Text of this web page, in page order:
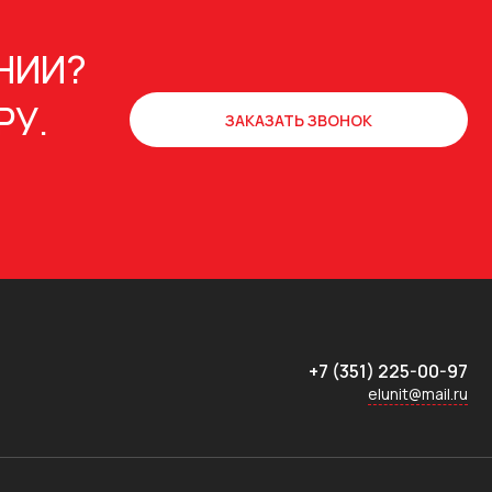
ЗАКАЗАТЬ ЗВОНОК
+7 (351) 225-00-97
elunit@mail.ru